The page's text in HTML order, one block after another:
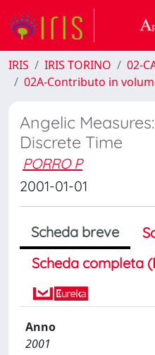
IRIS IRIS TORINO
02-
02A-Contributo in
Angelic
Discrete Time
PORRO P
2001-01-01
Scheda breve
Scheda completa
Anno
2001